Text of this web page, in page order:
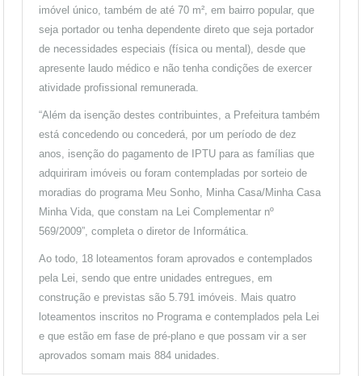
imóvel único, também de até 70 m², em bairro popular, que
seja portador ou tenha dependente direto que seja portador
de necessidades especiais (física ou mental), desde que
apresente laudo médico e não tenha condições de exercer
atividade profissional remunerada.
“Além da isenção destes contribuintes, a Prefeitura também
está concedendo ou concederá, por um período de dez
anos, isenção do pagamento de IPTU para as famílias que
adquiriram imóveis ou foram contempladas por sorteio de
moradias do programa Meu Sonho, Minha Casa/Minha Casa
Minha Vida, que constam na Lei Complementar nº
569/2009”, completa o diretor de Informática.
Ao todo, 18 loteamentos foram aprovados e contemplados
pela Lei, sendo que entre unidades entregues, em
construção e previstas são 5.791 imóveis. Mais quatro
loteamentos inscritos no Programa e contemplados pela Lei
e que estão em fase de pré-plano e que possam vir a ser
aprovados somam mais 884 unidades.